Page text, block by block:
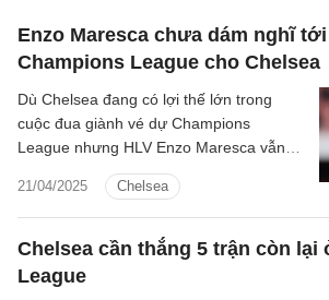
Enzo Maresca chưa dám nghĩ
Champions League cho Chelsea
21/04/2025 Chelsea
Dù Chelsea đang có lợi thế lớn trong
cuộc đua giành vé dự Champions
League nhưng HLV Enzo Maresca vẫn
chưa nghĩ rằng đội nhà đủ sức cạnh
tranh ở sân chơi này.
Chelsea cần thắng 5 trận còn lại
League